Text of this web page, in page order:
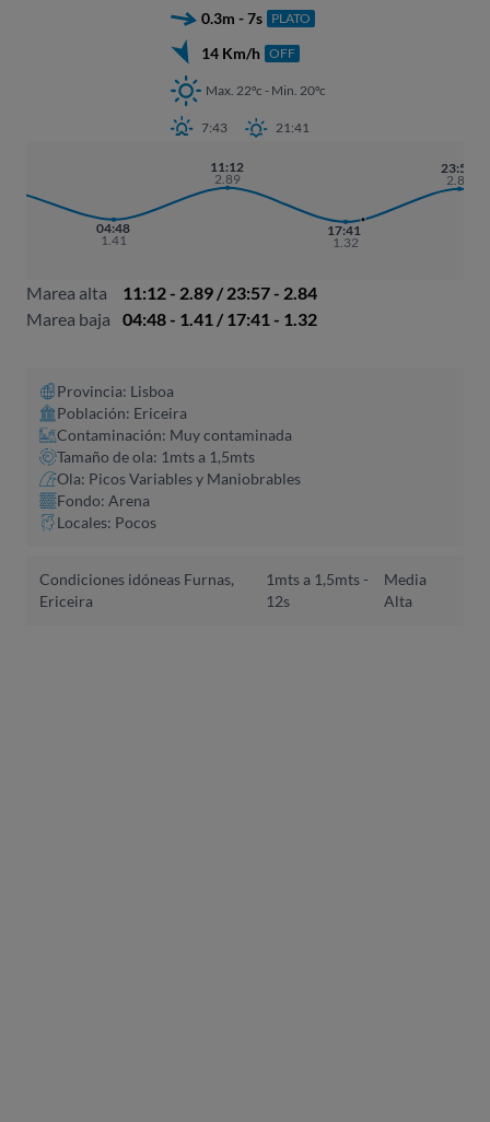
0.3m - 7s PLATO
14 Km/h OFF
Max. 22ºc - Min. 20ºc
7:43 21:41
04:48
1.41
11:12
2.89
17:41
1.32
23:57
2.84
Marea alta
11:12 - 2.89 / 23:57 - 2.84
Marea baja
04:48 - 1.41 / 17:41 - 1.32
Provincia: Lisboa
Población: Ericeira
Contaminación: Muy contaminada
Tamaño de ola: 1mts a 1,5mts
Ola: Picos Variables y Maniobrables
Fondo: Arena
Locales: Pocos
Condiciones idóneas Furnas,
Ericeira
1mts a 1,5mts -
12s
Media
Alta